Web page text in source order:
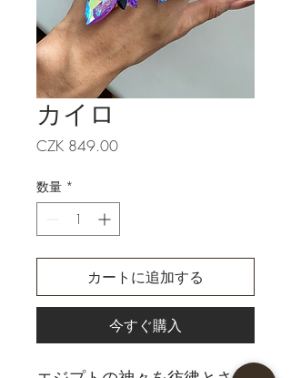
カイロ
CZK 849.00価
数量 *
カートに追加する
今すぐ購入